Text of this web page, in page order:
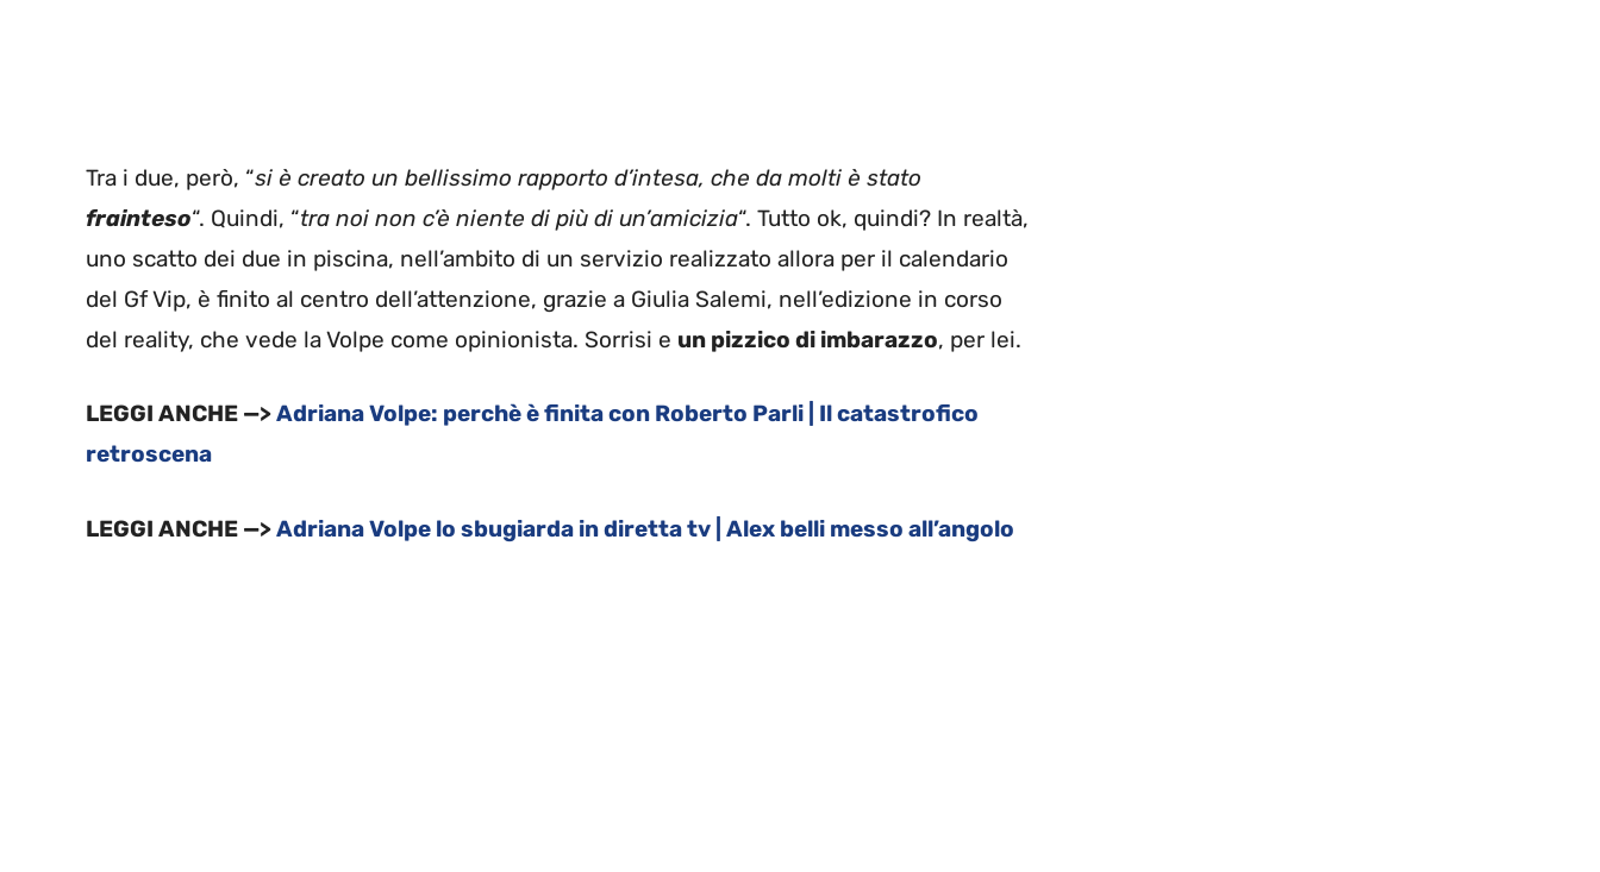
Tra i due, però, “si è creato un bellissimo rapporto d’intesa, che da molti è stato
frainteso“. Quindi, “tra noi non c’è niente di più di un’amicizia“. Tutto ok, quindi? In realtà,
uno scatto dei due in piscina, nell’ambito di un servizio realizzato allora per il calendario
del Gf Vip, è finito al centro dell’attenzione, grazie a Giulia Salemi, nell’edizione in corso
del reality, che vede la Volpe come opinionista. Sorrisi e un pizzico di imbarazzo, per lei.
LEGGI ANCHE —>Adriana Volpe: perchè è finita con Roberto Parli | Il catastrofico
retroscena
LEGGI ANCHE —>Adriana Volpe lo sbugiarda in diretta tv | Alex belli messo all’angolo